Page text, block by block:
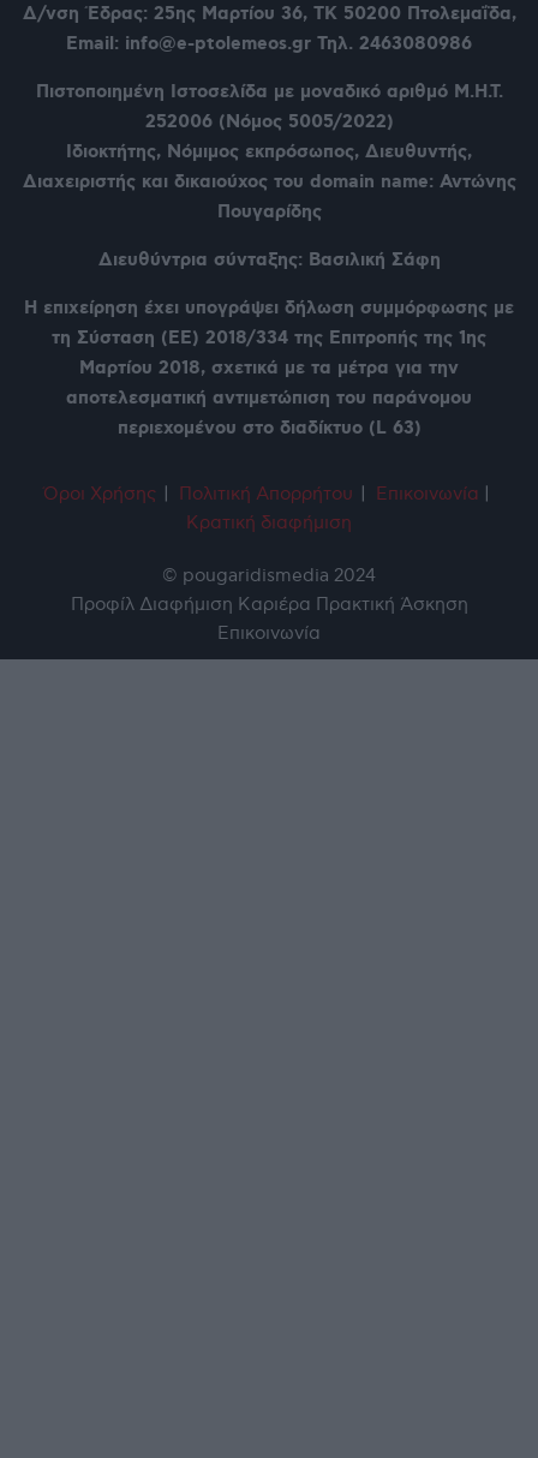
Δ/νση Έδρας: 25ης Μαρτίου 36, ΤΚ 50200 Πτολεμαΐδα,
Email: info@e-ptolemeos.gr Τηλ. 2463080986
Πιστοποιημένη Ιστοσελίδα με μοναδικό αριθμό Μ.Η.Τ.
252006 (Νόμος 5005/2022)
Ιδιοκτήτης, Νόμιμος εκπρόσωπος, Διευθυντής,
Διαχειριστής και δικαιούχος του domain name: Αντώνης
Πουγαρίδης
Διευθύντρια σύνταξης: Βασιλική Σάφη
Η επιχείρηση έχει υπογράψει δήλωση συμμόρφωσης με
τη Σύσταση (ΕΕ) 2018/334 της Επιτροπής της 1ης
Μαρτίου 2018, σχετικά με τα μέτρα για την
αποτελεσματική αντιμετώπιση του παράνομου
περιεχομένου στο διαδίκτυο (L 63)
Όροι Χρήσης Πολιτική Απορρήτου Επικοινωνία
Κρατική διαφήμιση
© pougaridismedia 2024
Προφίλ Διαφήμιση Καριέρα Πρακτική Άσκηση
Επικοινωνία